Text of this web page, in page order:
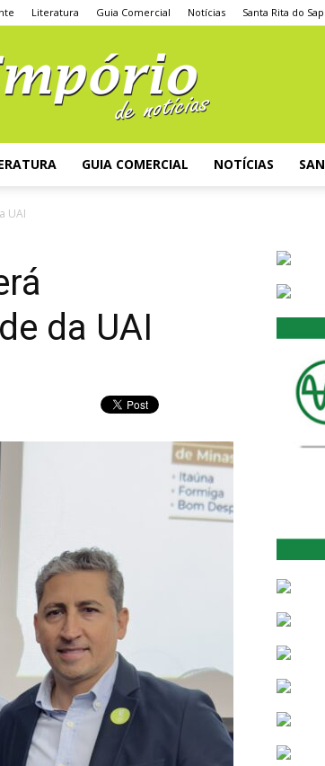
Literatura Guia Comercial Notícias Santa Rita do
GUIA COMERCIAL NOTÍCIAS
UAI
da UAI